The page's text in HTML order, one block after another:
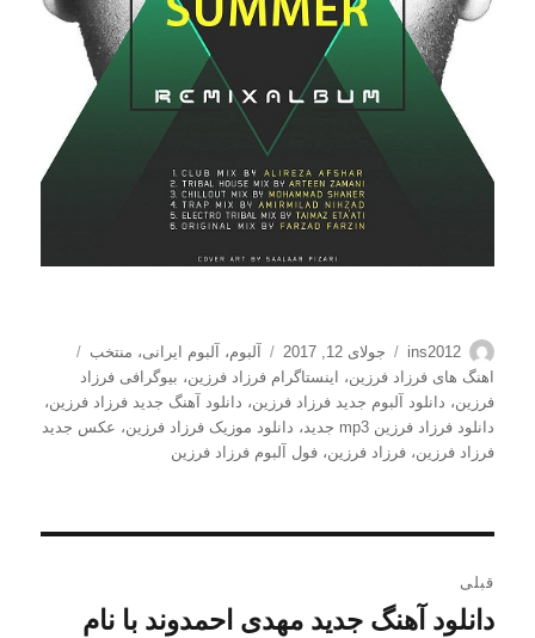
نویسنده
ins2012
ارسال
شده
در
جولای 12, 2017 دسته‌ها
آلبوم، آلبوم ایرانی، منتخب
اهنگ های فرزاد فرزین، اینستاگرام فرزاد فرزین، بیوگرافی فرزاد
فرزین، دانلود آلبوم جدید فرزاد فرزین، دانلود آهنگ جدید فرزاد فرزین،
دانلود فرزاد فرزین mp3 جدید
، دانلود موزیک فرزاد فرزین، عکس جدید
فرزاد فرزین،فرزاد فرزین،فول آلبوم فرزاد فرزین
نوشته
قبلی
نوشته
دانلود آهنگ جدید مهدی احمدوند با نام